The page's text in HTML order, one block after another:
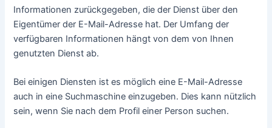
Ein Reverse-Lookup für E-Mails ist ein Dienst, mit dem Sie
Informationen über den Eigentümer einer E-Mail
herausfinden können.
die Suche nach ihren Datenbank für die von Ihnen
eingegebene E-Mail-Adresse. Sie werden Informationen
über den Besitzer zurückgeben, wenn sie ihn gespeichert